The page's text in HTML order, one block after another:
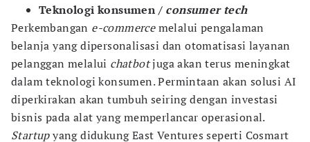
Teknologi konsumen / consumer tech
Perkembangan e-commercemelalui pengalaman
belanja yang dipersonalisasi dan otomatisasi layanan
pelanggan melalui chatbotjuga akan terus meningkat
dalam teknologi konsumen. Permintaan akan solusi AI
diperkirakan akan tumbuh seiring dengan investasi
bisnis pada alat yang memperlancar operasional.
Startupyang didukung East Ventures seperti Cosmart